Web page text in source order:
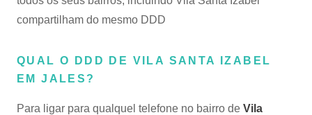
compartilham do mesmo DDD
QUAL O DDD DE VILA SANTA IZABEL
EM JALES?
Para ligar para qualquel telefone no bairro de Vila